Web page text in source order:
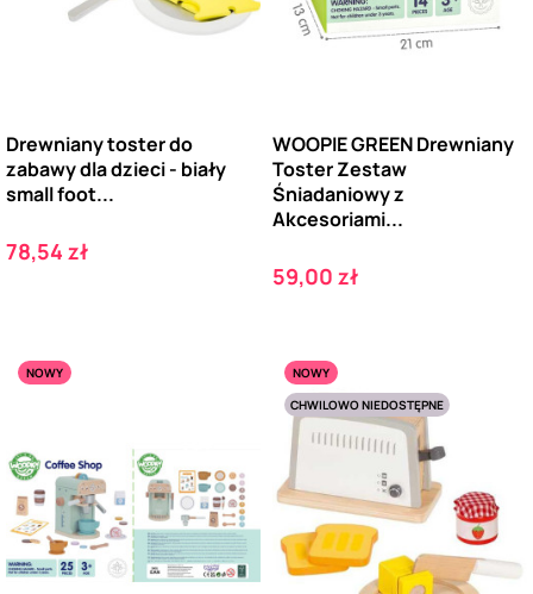
Drewniany toster do
zabawy dla dzieci - biały
small foot...
Cena
78,54 zł
WOOPIE GREEN Drewniany
Toster Zestaw
Śniadaniowy z
Akcesoriami...
Cena
59,00 zł
NOWY
NOWY
CHWILOWO NIEDOSTĘPNE